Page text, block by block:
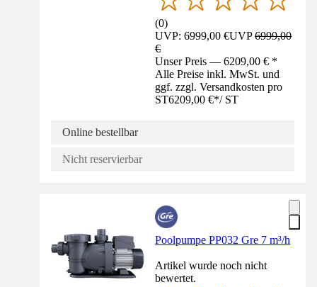
(0)
UVP: 6999,00 €UVP6999,00
€
Unser Preis — 6209,00 € *
Alle Preise inkl. MwSt. und
ggf. zzgl. Versandkosten pro
ST6209,00 €*/ ST
Online bestellbar
Nicht reservierbar
Poolpumpe PP032 Gre 7 m³/h
Artikel wurde noch nicht
bewertet.